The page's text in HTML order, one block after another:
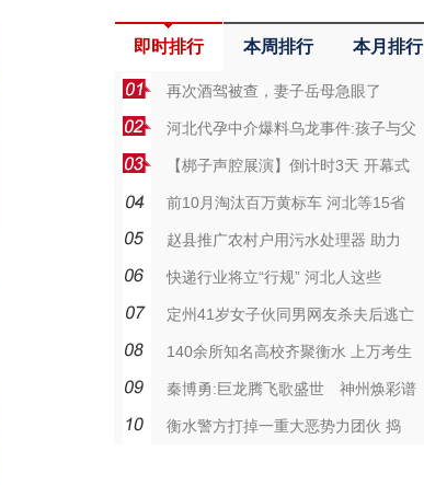
即时排行 本周排行 本月排行
再次酒驾被查，妻子岳母急眼了
河北代孕中介爆料乌龙事件:孩子与父
【梆子声腔展演】倒计时3天 开幕式
前10月淘汰百万黄标车 河北等15省
赵县推广农村户用污水处理器 助力
快递行业将立“行规” 河北人这些
定州41岁女子伙同男网友杀夫后逃亡
140余所知名高校齐聚衡水 上万考生
秦博勇:巨龙腾飞歌盛世 神州焕彩谱
衡水警方打掉一重大恶势力团伙 捣